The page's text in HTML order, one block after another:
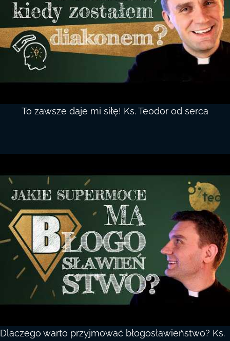
To zawsze daje mi siłę! Ks. Teodor od serca
Dlaczego warto przyjmować błogosławieństwo? Ks.